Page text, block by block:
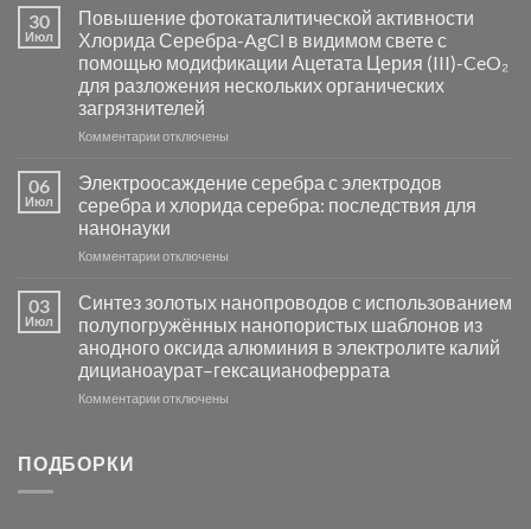
Пламенный
синтез
катализаторов
и
сенсоров
на
основе
группы
30
Июл
Повышение фотокаталитической активности
Хлорида Серебра-AgCl в видимом свете с
помощью модификации Ацетата Церия (III)-CeO₂
для разложения нескольких органических
загрязнителей
Комментариик
фотокаталитической
активности
Хлорида
Серебра-
в
видимом
свете
с
помощью
модификации
отключены
06
Июл
Электроосаждение серебра с электродов
серебра и хлорида серебра: последствия для
нанонауки
Комментариик
серебра
с
электродов
серебра
и
отключены
03
Июл
Синтез золотых нанопроводов с использованием
полупогружённых нанопористых шаблонов из
анодного оксида алюминия в электролите калий
дицианоаурат–гексацианоферрата
Комментариикотключены
ПОДБОРКИ